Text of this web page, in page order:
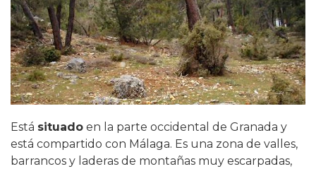
Está situado en la parte occidental de Granada y
está compartido con Málaga. Es una zona de valles,
barrancos y laderas de montañas muy escarpadas,